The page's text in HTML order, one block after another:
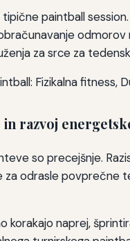
paintball
za srce za
razvoj
so precejšnje.
za odrasle povprečne
korakajo naprej,